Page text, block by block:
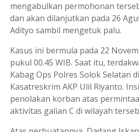
mengabulkan permohonan
dan akan dilanjutkan pada 26
Adityo sambil mengetuk palu.
Kasus ini bermula pada 22
pukul 00.45 WIB. Saat itu,
Kabag Ops Polres Solok Selatan
Kasatreskrim AKP Ulil Riyanto.
penolakan korban atas
aktivitas galian C di wilayah